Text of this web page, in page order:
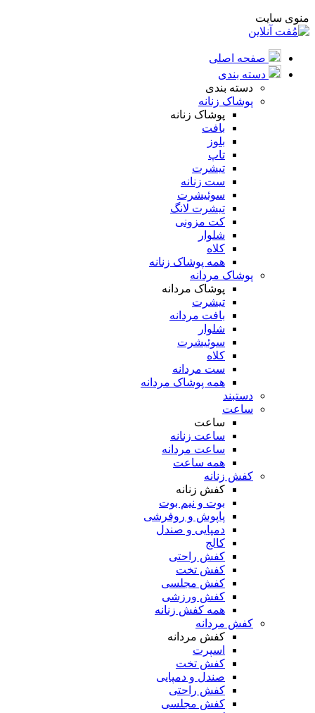
منوی سایت
صفحه اصلی
دسته بندی
دسته بندی
پوشاک زنانه
پوشاک زنانه
بافت
بلوز
تاپ
تیشرت
ست زنانه
سوئیشرت
تیشرت لانگ
کت مزونی
شلوار
کلاه
همه پوشاک زنانه
پوشاک مردانه
پوشاک مردانه
تیشرت
بافت مردانه
شلوار
سوئیشرت
کلاه
ست مردانه
همه پوشاک مردانه
دستبند
ساعت
ساعت
ساعت زنانه
ساعت مردانه
همه ساعت
کفش زنانه
کفش زنانه
بوت و نیم بوت
پاپوش و روفرشی
دمپایی و صندل
کالج
کفش راحتی
کفش تخت
کفش مجلسی
کفش ورزشی
همه کفش زنانه
کفش مردانه
کفش مردانه
اسپرت
کفش تخت
صندل و دمپایی
کفش راحتی
کفش مجلسی